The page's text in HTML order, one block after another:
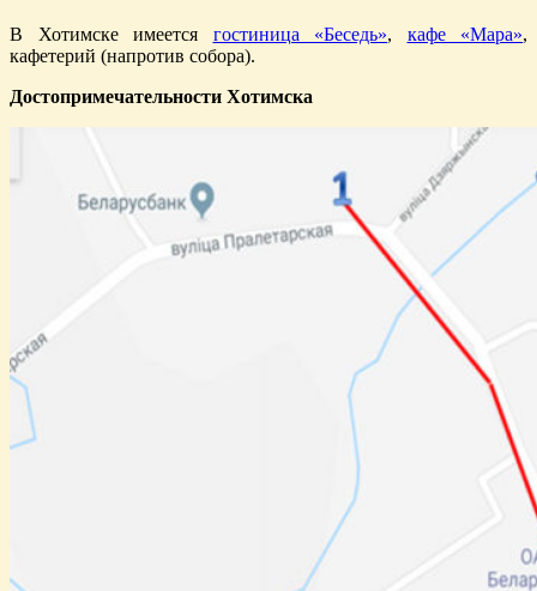
В Хотимске имеется гостиница «Беседь», кафе «Мара»,
кафетерий (напротив собора).
Достопримечательности Хотимска